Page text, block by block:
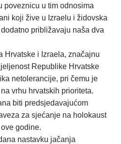
poveznicu u tim odnosima
koji žive u Izraelu i židovska
približavaju naša dva
Hrvatske i Izraela, značajnu
Republike Hrvatske
netolerancije, pri čemu je
vrhu hrvatskih prioriteta.
biti predsjedavajućom
za sjećanje na holokaust
godine.
nastavku jačanja